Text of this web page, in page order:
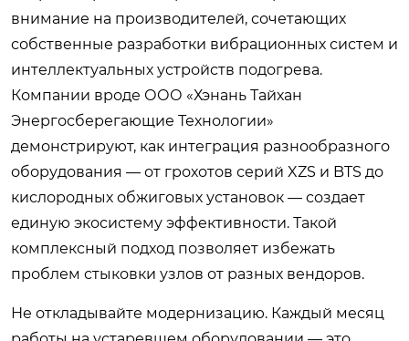
внимание на производителей, сочетающих
собственные разработки вибрационных систем и
интеллектуальных устройств подогрева.
Компании вроде ООО «Хэнань Тайхан
Энергосберегающие Технологии»
демонстрируют, как интеграция разнообразного
оборудования — от грохотов серий XZS и BTS до
кислородных обжиговых установок — создает
единую экосистему эффективности. Такой
комплексный подход позволяет избежать
проблем стыковки узлов от разных вендоров.
Не откладывайте модернизацию. Каждый месяц